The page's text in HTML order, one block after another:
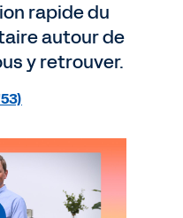
rapide du
autour de
y retrouver.